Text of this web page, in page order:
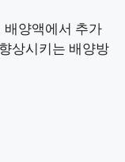
배양액에서 추가
상시키는 배양방